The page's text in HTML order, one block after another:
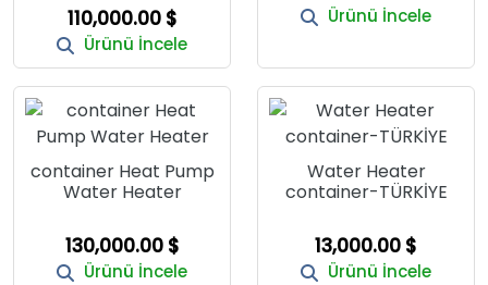
110,000.00 $
Ürünü İncele
Ürünü İncele
container Heat Pump
Water Heater
130,000.00 $
Ürünü İncele
Water Heater
container-TÜRKİYE
13,000.00 $
Ürünü İncele